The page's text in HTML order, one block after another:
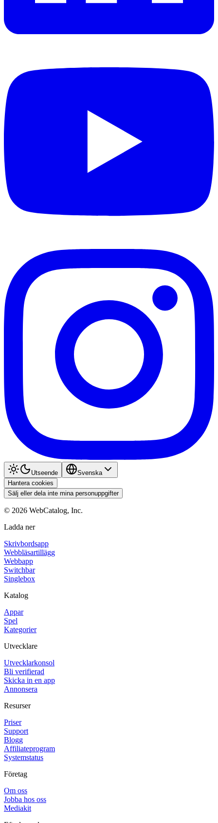
Utseende
Svenska
Hantera cookies
Sälj eller dela inte mina personuppgifter
© 2026 WebCatalog, Inc.
Ladda ner
Skrivbordsapp
Webbläsartillägg
Webbapp
Switchbar
Singlebox
Katalog
Appar
Spel
Kategorier
Utvecklare
Utvecklarkonsol
Bli verifierad
Skicka in en app
Annonsera
Resurser
Priser
Support
Blogg
Affiliateprogram
Systemstatus
Företag
Om oss
Jobba hos oss
Mediakit